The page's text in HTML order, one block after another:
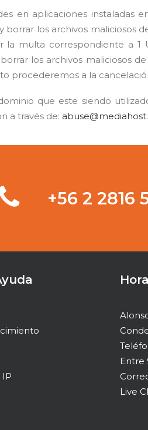
en aplicaciones instaladas
los archivos maliciosos
la multa correspondiente a
los archivos maliciosos
procederemos a la
que este siendo
a través de:
‭+56 2 2816
Entre
Live